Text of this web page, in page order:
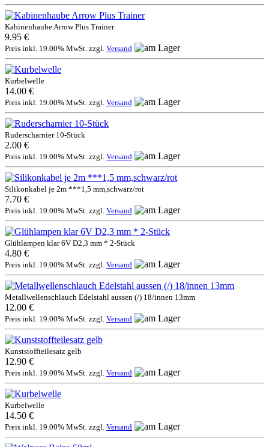
Kabinenhaube Arrow Plus Trainer
9.95 €
Preis inkl. 19.00% MwSt. zzgl. Versand
Kurbelwelle
14.00 €
Preis inkl. 19.00% MwSt. zzgl. Versand
Ruderscharnier 10-Stück
2.00 €
Preis inkl. 19.00% MwSt. zzgl. Versand
Silikonkabel je 2m ***1,5 mm,schwarz/rot
7.70 €
Preis inkl. 19.00% MwSt. zzgl. Versand
Glühlampen klar 6V D2,3 mm * 2-Stück
4.80 €
Preis inkl. 19.00% MwSt. zzgl. Versand
Metallwellenschlauch Edelstahl aussen (/) 18/innen 13mm
12.00 €
Preis inkl. 19.00% MwSt. zzgl. Versand
Kunststoffteilesatz gelb
12.90 €
Preis inkl. 19.00% MwSt. zzgl. Versand
Kurbelwelle
14.50 €
Preis inkl. 19.00% MwSt. zzgl. Versand